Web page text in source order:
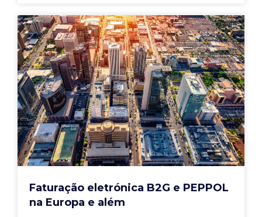
Faturação eletrónica B2G e PEPPOL
na Europa e além